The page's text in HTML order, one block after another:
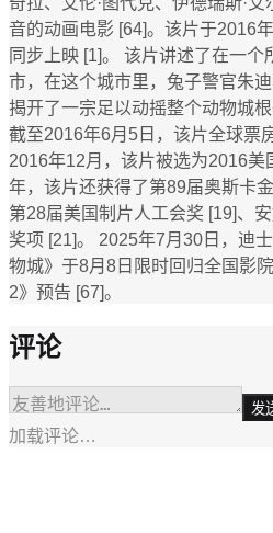
音的动画电影 [64]。该片于2016
同步上映 [1]。 该片讲述了在一
市，在这个城市里，兔子警官朱
揭开了一宗足以动摇整个动物城
截至2016年6月5日，该片全球票
2016年12月，该片被选为2016美
年，该片还获得了第89届奥斯卡
第28届美国制片人工会奖 [19]、
奖项 [21]。 2025年7月30日，迪
物城》于8月8日限时回归全国影
2》预告 [67]。
评论
发
加载评论…